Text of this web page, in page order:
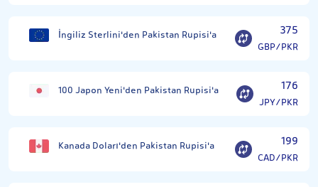
İngiliz Sterlini'den Pakistan Rupisi'a 375
GBP/PKR
100 Japon Yeni'den Pakistan Rupisi'a 176
JPY/PKR
Kanada Doları'den Pakistan Rupisi'a 199
CAD/PKR